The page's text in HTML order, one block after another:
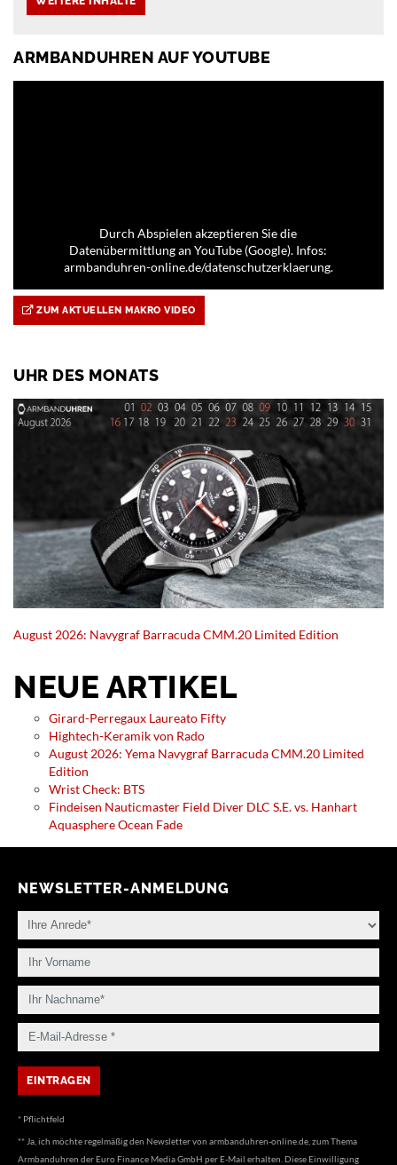
ARMBANDUHREN AUF YOUTUBE
Durch Abspielen akzeptieren Sie die
Datenübermittlung an YouTube (Google). Infos:
armbanduhren-online.de/datenschutzerklaerung.
ZUM AKTUELLEN MAKRO VIDEO
UHR DES MONATS
August 2026: Navygraf Barracuda CMM.20 Limited Edition
NEUE ARTIKEL
Girard-Perregaux Laureato Fifty
Hightech-Keramik von Rado
August 2026: Yema Navygraf Barracuda CMM.20 Limited
Edition
Wrist Check: BTS
Findeisen Nauticmaster Field Diver DLC S.E. vs. Hanhart
Aquasphere Ocean Fade
NEWSLETTER-ANMELDUNG
* Pflichtfeld
** Ja, ich möchte regelmäßig den Newsletter von armbanduhren-online.de, zum Thema
Armbanduhren der Euro Finance Media GmbH per E-Mail erhalten. Diese Einwilligung